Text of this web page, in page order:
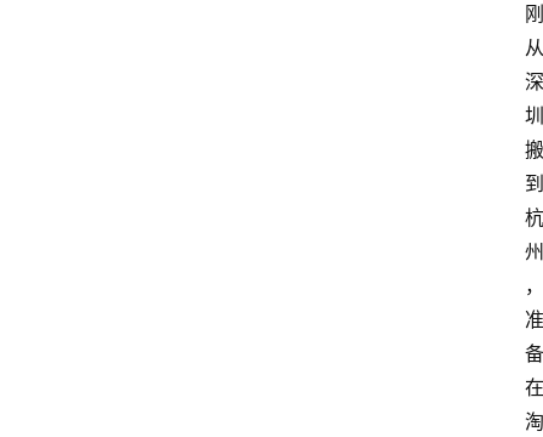
刚
从
深
圳
搬
到
杭
州
，
准
备
在
淘